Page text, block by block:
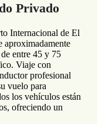
Privado
Internacional de El
aproximadamente
entre 45 y 75
Viaje con
profesional
vuelo para
los vehículos están
ofreciendo un